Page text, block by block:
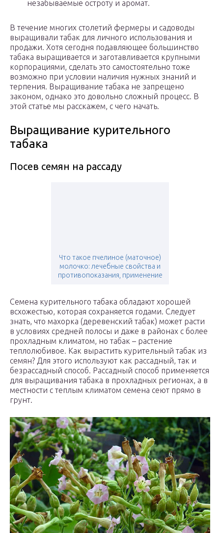
незабываемые остроту и аромат.
В течение многих столетий фермеры и садоводы
выращивали табак для личного использования и
продажи. Хотя сегодня подавляющее большинство
табака выращивается и заготавливается крупными
корпорациями, сделать это самостоятельно тоже
возможно при условии наличия нужных знаний и
терпения. Выращивание табака не запрещено
законом, однако это довольно сложный процесс. В
этой статье мы расскажем, с чего начать.
Выращивание курительного
табака
Посев семян на рассаду
Что такое пчелиное (маточное)
молочко: лечебные свойства и
противопоказания, применение
Семена курительного табака обладают хорошей
всхожестью, которая сохраняется годами. Следует
знать, что махорка (деревенский табак) может расти
в условиях средней полосы и даже в районах с более
прохладным климатом, но табак – растение
теплолюбивое. Как вырастить курительный табак из
семян? Для этого используют как рассадный, так и
безрассадный способ. Рассадный способ применяется
для выращивания табака в прохладных регионах, а в
местности с теплым климатом семена сеют прямо в
грунт.